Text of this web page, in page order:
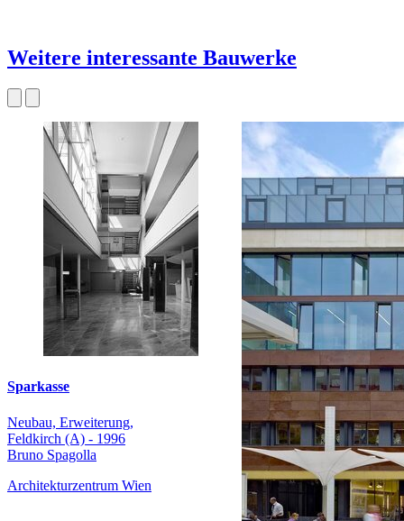
Weitere interessante Bauwerke
Sparkasse
Neubau, Erweiterung,
Feldkirch (A) - 1996
Bruno Spagolla
Architekturzentrum Wien